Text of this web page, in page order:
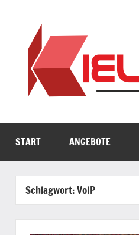
springen
START ANGEBOTE
Schlagwort:VoIP